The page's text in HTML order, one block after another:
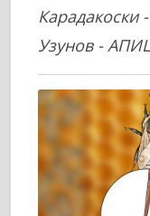
Карадакоски
Узунов -